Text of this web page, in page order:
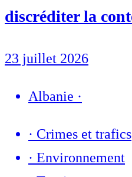
discréditer la
23 juillet 2026
Albanie ·
· Crimes et trafics
· Environnement